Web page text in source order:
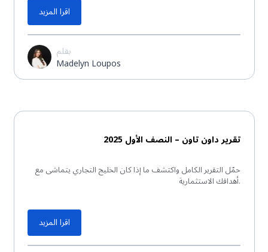
اقرا المزيد
بقلم
Madelyn Loupos
تقرير داون تاون – النصف الأول 2025
حمّل التقرير الكامل واكتشف ما إذا كان الخليج التجاري يتماشى مع
أهدافك الاستثمارية.
اقرا المزيد